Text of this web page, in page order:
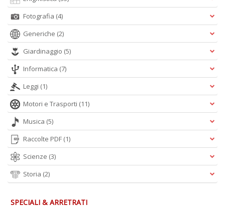
Fotografia (4)
Generiche (2)
Giardinaggio (5)
Informatica (7)
Leggi (1)
Motori e Trasporti (11)
Musica (5)
Raccolte PDF (1)
Scienze (3)
Storia (2)
SPECIALI & ARRETRATI